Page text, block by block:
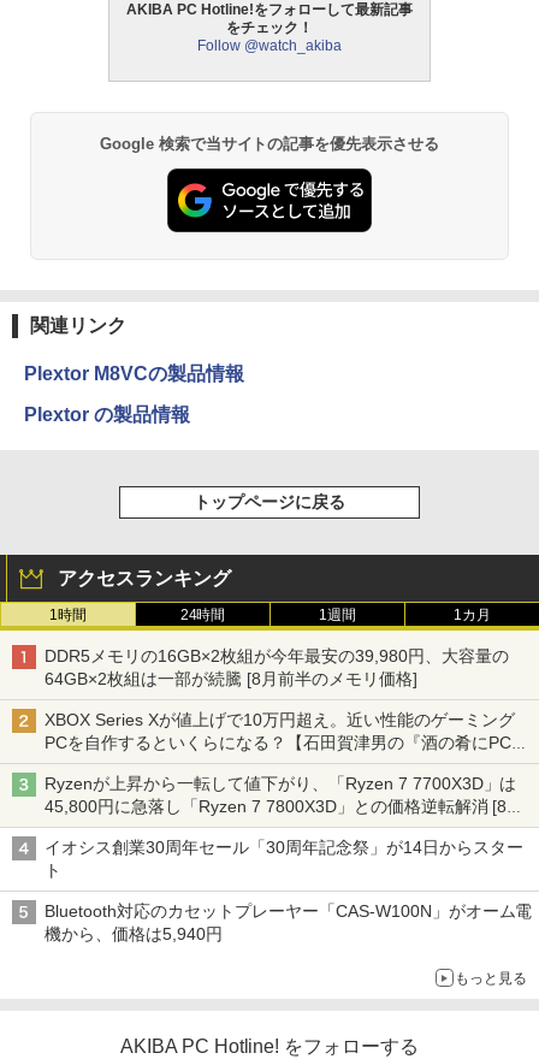
AKIBA PC Hotline!をフォローして最新記事
をチェック！
Follow @watch_akiba
Google 検索で当サイトの記事を優先表示させる
関連リンク
Plextor M8VCの製品情報
Plextor の製品情報
トップページに戻る
アクセスランキング
1時間 24時間 1週間 1カ月
DDR5メモリの16GB×2枚組が今年最安の39,980円、大容量の
64GB×2枚組は一部が続騰 [8月前半のメモリ価格]
XBOX Series Xが値上げで10万円超え。近い性能のゲーミング
PCを自作するといくらになる？【石田賀津男の『酒の肴にPCゲ
ーム』】
Ryzenが上昇から一転して値下がり、「Ryzen 7 7700X3D」は
45,800円に急落し「Ryzen 7 7800X3D」との価格逆転解消 [8月
前半のCPU価格]
イオシス創業30周年セール「30周年記念祭」が14日からスター
ト
Bluetooth対応のカセットプレーヤー「CAS-W100N」がオーム電
機から、価格は5,940円
もっと見る
AKIBA PC Hotline! をフォローする